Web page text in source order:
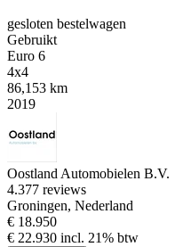
gesloten bestelwagen
Gebruikt
Euro 6
4x4
86,153 km
2019
Oostland Automobielen B.V.
4.377 reviews
Groningen, Nederland
€ 18.950
€ 22.930 incl. 21% btw